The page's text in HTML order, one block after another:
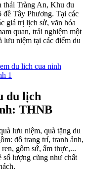
thái Tràng An, Khu du
Tây Phương. Tại các
giá trị lịch sử, văn hóa
quan, trải nghiệm một
lưu niệm tại các điểm du
du lịch
THNB
lưu niệm, quà tặng du
đồ trang trí, tranh ảnh,
gốm sứ, ẩm thực,...
số lượng cũng như chất